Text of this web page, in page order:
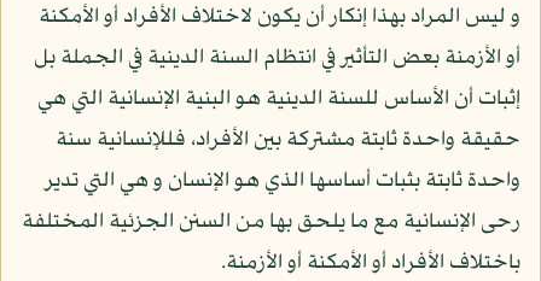
و ليس المراد بهذا إنكار أن يكون لاختلاف الأفراد أو الأمكنة
أو الأزمنة بعض التأثير في انتظام السنة الدينية في الجملة بل
إثبات أن الأساس للسنة الدينية هو البنية الإنسانية التي هي
حقيقة واحدة ثابتة مشتركة بين الأفراد، فللإنسانية سنة
واحدة ثابتة بثبات أساسها الذي هو الإنسان و هي التي تدير
رحى الإنسانية مع ما يلحق بها من السنن الجزئية المختلفة
باختلاف الأفراد أو الأمكنة أو الأزمنة.